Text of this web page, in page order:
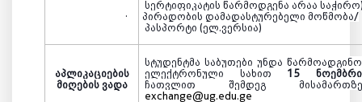
სერტიფიკატის წარმოდგენა არაა
·
პირადობის დამადასტურებელი მოწმობა/
პასპორტი (ელ.ვერსია)
აპლიკაციების
მიღების ვადა
სტუდენტმა საბუთები უნდა
ელექტრონული სახით 15
ჩათვლით შემდეგ
exchange@ug.edu.ge